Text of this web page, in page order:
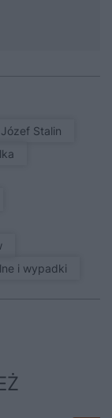
Józef Stalin
i wypadki